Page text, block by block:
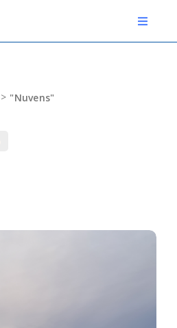
Toggle
"Nuvens"